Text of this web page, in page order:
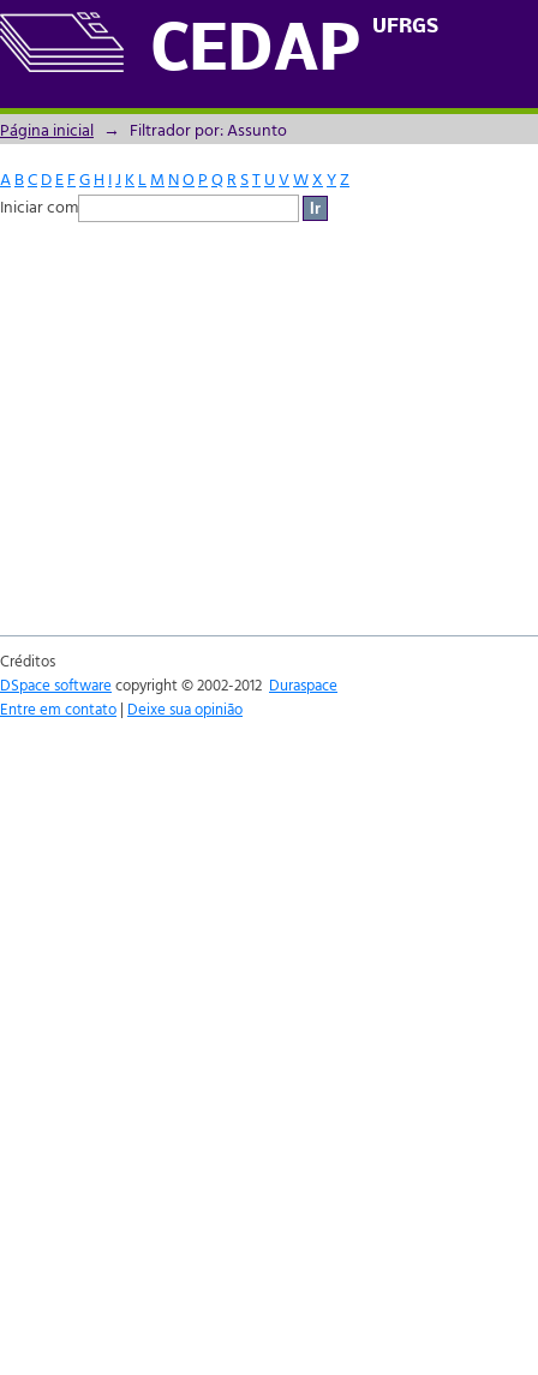
CEDAP UFRGS
Filtrador por: Assunto
Página inicial → Filtrador por: Assunto
ABCDEFGH IJ KLM NOPQRSTUVWXYZ
Iniciar com
Créditos
DSpace softwarecopyright © 2002-2012 Duraspace
Entre em contato | Deixe sua opinião